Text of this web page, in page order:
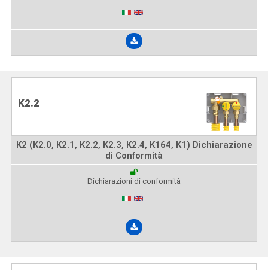
K2.2
K2 (K2.0, K2.1, K2.2, K2.3, K2.4, K164, K1) Dichiarazione
di Conformità
Dichiarazioni di conformità